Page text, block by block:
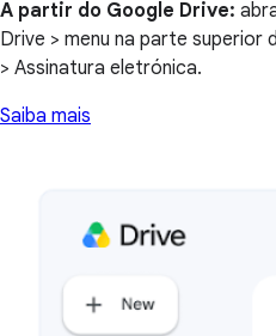
A partir do Google Drive:
Drive > menu na parte
> Assinatura eletrónica.
Saiba mais